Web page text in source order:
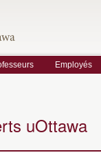
Employés
uOttawa